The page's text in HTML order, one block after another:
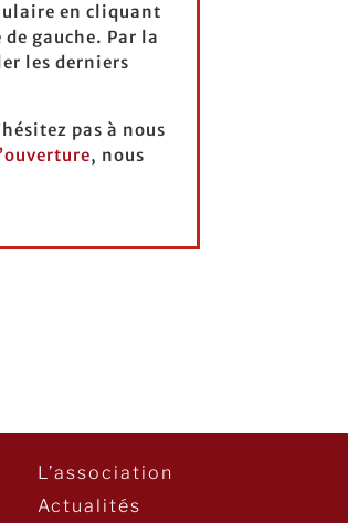
en cliquant
gauche. Par la
les derniers
pas à nous
, nous
L’association
Actualités